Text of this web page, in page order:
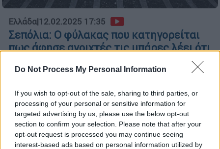
Do Not Process My Personal Information
If you wish to opt-out of the sale, sharing to third parties, or
processing of your personal or sensitive information for
targeted advertising by us, please use the below opt-out
section to confirm your selection. Please note that after your
opt-out request is processed you may continue seeing
interest-based ads based on personal information utilized by
Ελλάδα|12.02.2025 17:35
Σεπόλια: O φύλακας που κατηγορείται
πως άφησε ανοιχτές τις μπάρες λέει ότι
άφησα τις μπάρες ανοιχτές»